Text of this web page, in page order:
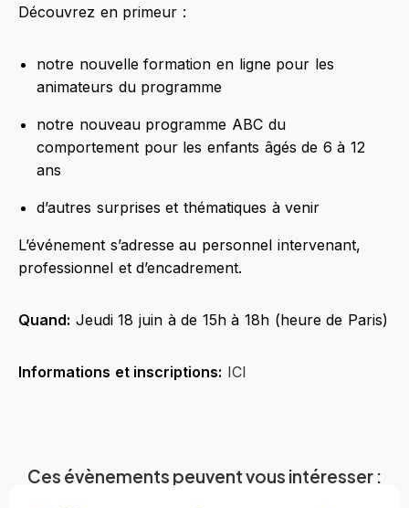
Découvrez en primeur :
notre nouvelle formation en ligne pour les
animateurs du programme
notre nouveau programme ABC du
comportement pour les enfants âgés de 6 à 12
ans
d’autres surprises et thématiques à venir
L’événement s’adresse au personnel intervenant,
professionnel et d’encadrement.
Quand: Jeudi 18 juin à de 15h à 18h (heure de Paris)
Informations et inscriptions: ICI
Ces évènements peuvent vous intéresser :